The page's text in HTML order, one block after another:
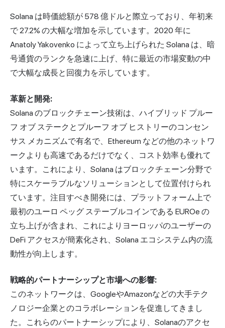
Solana は時価総額が 578 億ドルと際立っており、年初来
で 27.2% の大幅な増加を示しています。2020 年に
Anatoly Yakovenko によって立ち上げられた Solana は、暗
号通貨のランクを急速に上げ、特に最近の市場変動の中
で大幅な成長と回復力を示しています。
革新と開発:
Solana のブロックチェーン技術は、ハイブリッド プルー
フ オブ ステークとプルーフ オブ ヒストリーのコンセン
サス メカニズムで有名で、Ethereum などの他のネットワ
ークよりも高速であるだけでなく、コスト効率も優れて
います。これにより、Solana はブロックチェーン分野で
特にスケーラブルなソリューションとして位置付けられ
ています。注目すべき開発には、プラットフォーム上で
最初のユーロ ペッグ ステーブルコインである EUROe の
立ち上げが含まれ、これによりヨーロッパのユーザーの
DeFi アクセスが簡素化され、Solana エコシステム内の流
動性が向上します。
戦略的パートナーシップと市場への影響:
このネットワークは、GoogleやAmazonなどの大手テク
ノロジー企業とのコラボレーションを促進してきまし
た。これらのパートナーシップにより、Solanaのアクセ